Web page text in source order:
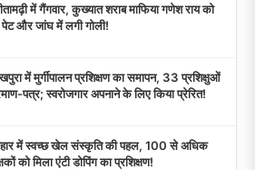
में गैंगवार, कुख्यात शराब माफिया गणेश राय को
पेट और जांघ में लगी गोली!
में मुर्गीपालन प्रशिक्षण का समापन, 33 प्रशिक्षुओं
पत्र; स्वरोजगार अपनाने के लिए किया प्रेरित!
में स्वच्छ खेल संस्कृति की पहल, 100 से अधिक
को मिला एंटी डोपिंग का प्रशिक्षण!